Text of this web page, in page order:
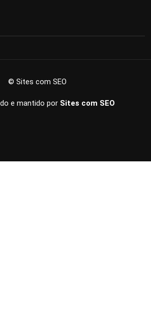
© Sites com SEO
e mantido por Sites com SEO